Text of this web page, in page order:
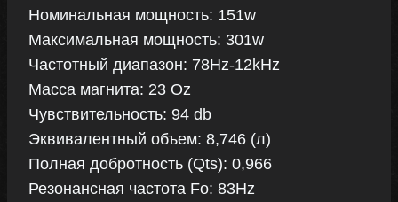
Номинальная мощность: 151w
Максимальная мощность: 301w
Частотный диапазон: 78Hz-12kHz
Масса магнита: 23 Oz
Чувствительность: 94 db
Эквивалентный объем: 8,746 (л)
Полная добротность (Qts): 0,966
Резонансная частота Fo: 83Hz